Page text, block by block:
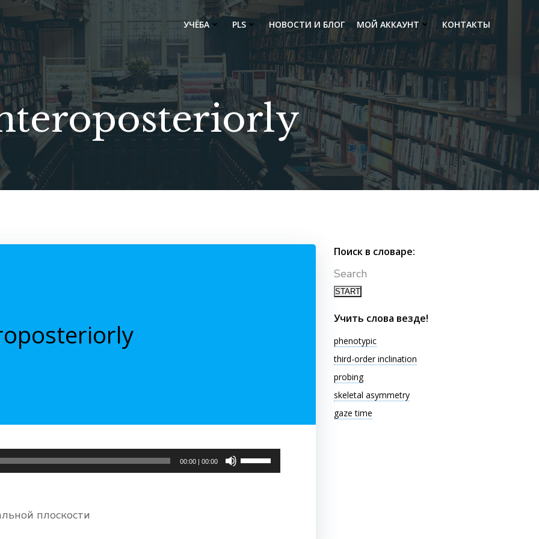
УЧЁБА PLS НОВОСТИ И БЛОГ МОЙ АККАУНТ КОНТАКТЫ
00:00| 00:00
плоскости
Поиск в словаре:
Search
Учить слова везде!
phenotypic
third-order inclination
probing
skeletal asymmetry
gaze time